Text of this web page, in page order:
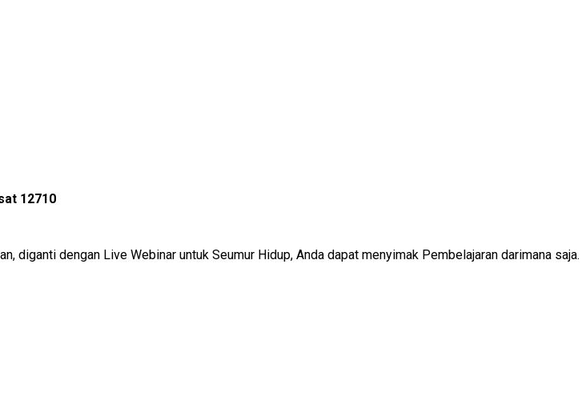
12710
diganti dengan Live Webinar untuk Seumur Hidup, Anda dapat menyimak Pembelajaran darimana saja.